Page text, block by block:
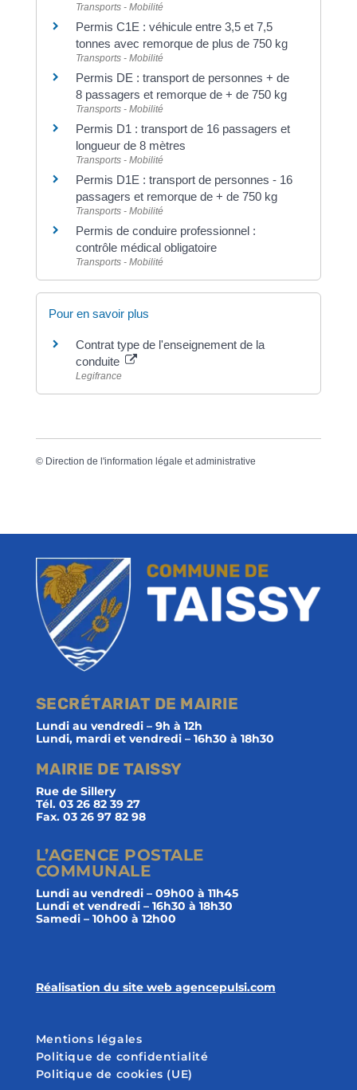
Transports - Mobilité
Permis C1E : véhicule entre 3,5 et 7,5
tonnes avec remorque de plus de 750 kg
Transports - Mobilité
Permis DE : transport de personnes + de
8 passagers et remorque de + de 750 kg
Transports - Mobilité
Permis D1 : transport de 16 passagers et
longueur de 8 mètres
Transports - Mobilité
Permis D1E : transport de personnes - 16
passagers et remorque de + de 750 kg
Transports - Mobilité
Permis de conduire professionnel :
contrôle médical obligatoire
Transports - Mobilité
Pour en savoir plus
Contrat type de l'enseignement de la
conduite
Legifrance
© Direction de l'information légale et administrative
SECRÉTARIAT DE MAIRIE
Lundi au vendredi – 9h à 12h
Lundi, mardi et vendredi – 16h30 à 18h30
MAIRIE DE TAISSY
Rue de Sillery
Tél. 03 26 82 39 27
Fax. 03 26 97 82 98
L’AGENCE POSTALE
COMMUNALE
Lundi au vendredi – 09h00 à 11h45
Lundi et vendredi – 16h30 à 18h30
Samedi – 10h00 à 12h00
Réalisation du site web agencepulsi.com
Mentions légales
Politique de confidentialité
Politique de cookies (UE)